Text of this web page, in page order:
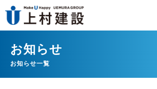
お知らせ
お知らせ一覧